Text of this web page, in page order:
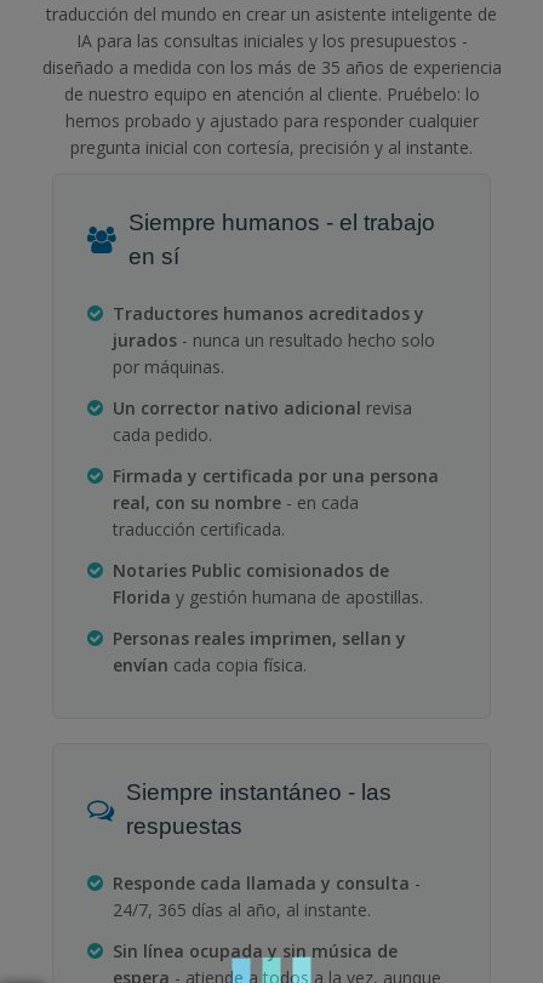
traducción del mundo en crear un asistente inteligente de
IA para las consultas iniciales y los presupuestos -
diseñado a medida con los más de 35 años de experiencia
de nuestro equipo en atención al cliente. Pruébelo: lo
hemos probado y ajustado para responder cualquier
pregunta inicial con cortesía, precisión y al instante.
Siempre humanos - el trabajo
en sí
Traductores humanos acreditados y
jurados - nunca un resultado hecho solo
por máquinas.
Un corrector nativo adicional revisa
cada pedido.
Firmada y certificada por una persona
real, con su nombre - en cada
traducción certificada.
Notaries Public comisionados de
Florida y gestión humana de apostillas.
Personas reales imprimen, sellan y
envían cada copia física.
Siempre instantáneo - las
respuestas
Responde cada llamada y consulta -
24/7, 365 días al año, al instante.
Sin línea ocupada y sin música de
espera - atiende a todos a la vez, aunque